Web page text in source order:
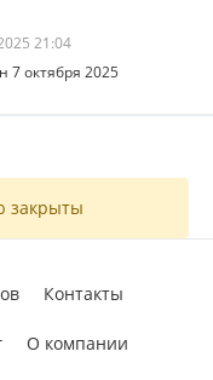
21:04
7 октября 2025
закрыты
Контакты
О компании